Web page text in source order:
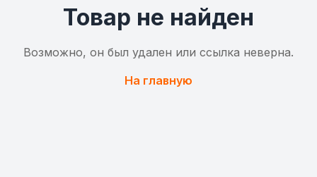
Товар не найден
Возможно, он был удален или ссылка неверна.
На главную